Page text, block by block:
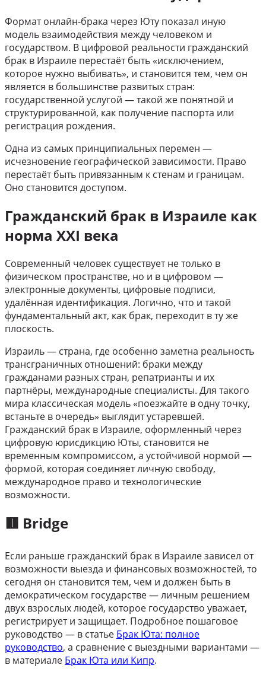
Формат онлайн-брака через Юту показал иную
модель взаимодействия между человеком и
государством. В цифровой реальности гражданский
брак в Израиле перестаёт быть «исключением,
которое нужно выбивать», и становится тем, чем он
является в большинстве развитых стран:
государственной услугой — такой же понятной и
структурированной, как получение паспорта или
регистрация рождения.
Одна из самых принципиальных перемен —
исчезновение географической зависимости. Право
перестаёт быть привязанным к стенам и границам.
Оно становится доступом.
Гражданский брак в Израиле как
норма XXI века
Современный человек существует не только в
физическом пространстве, но и в цифровом —
электронные документы, цифровые подписи,
удалённая идентификация. Логично, что и такой
фундаментальный акт, как брак, переходит в ту же
плоскость.
Израиль — страна, где особенно заметна реальность
трансграничных отношений: браки между
гражданами разных стран, репатрианты и их
партнёры, международные специалисты. Для такого
мира классическая модель «поезжайте в одну точку,
встаньте в очередь» выглядит устаревшей.
Гражданский брак в Израиле, оформленный через
цифровую юрисдикцию Юты, становится не
временным компромиссом, а устойчивой нормой —
формой, которая соединяет личную свободу,
международное право и технологические
возможности.
🟥 Bridge
Если раньше гражданский брак в Израиле зависел от
возможности выезда и финансовых возможностей, то
сегодня он становится тем, чем и должен быть в
демократическом государстве — личным решением
двух взрослых людей, которое государство уважает,
регистрирует и защищает. Подробное пошаговое
руководство — в статье Брак Юта: полное
руководство, а сравнение с выездными вариантами —
в материале Брак Юта или Кипр.